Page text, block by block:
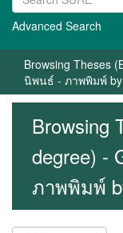
Advanced Search
Browsing Theses
นิพนธ์ - ภาพพิมพ์
Browsing
degree) -
ภาพพิมพ์